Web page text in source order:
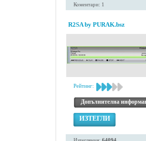
Коментари: 1
R2SA by PURAK.bsz
Рейтинг:
Допълнителна
ИЗТЕГЛИ